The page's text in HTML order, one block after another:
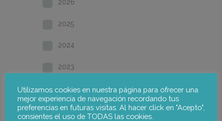
2026
2025
2024
2023
2022
2021
Utilizamos cookies en nuestra página para ofrecer una
mejor experiencia de navegación recordando tus
preferencias en futuras visitas. Al hacer click en "Acepto",
consientes el uso de TODAS las cookies.